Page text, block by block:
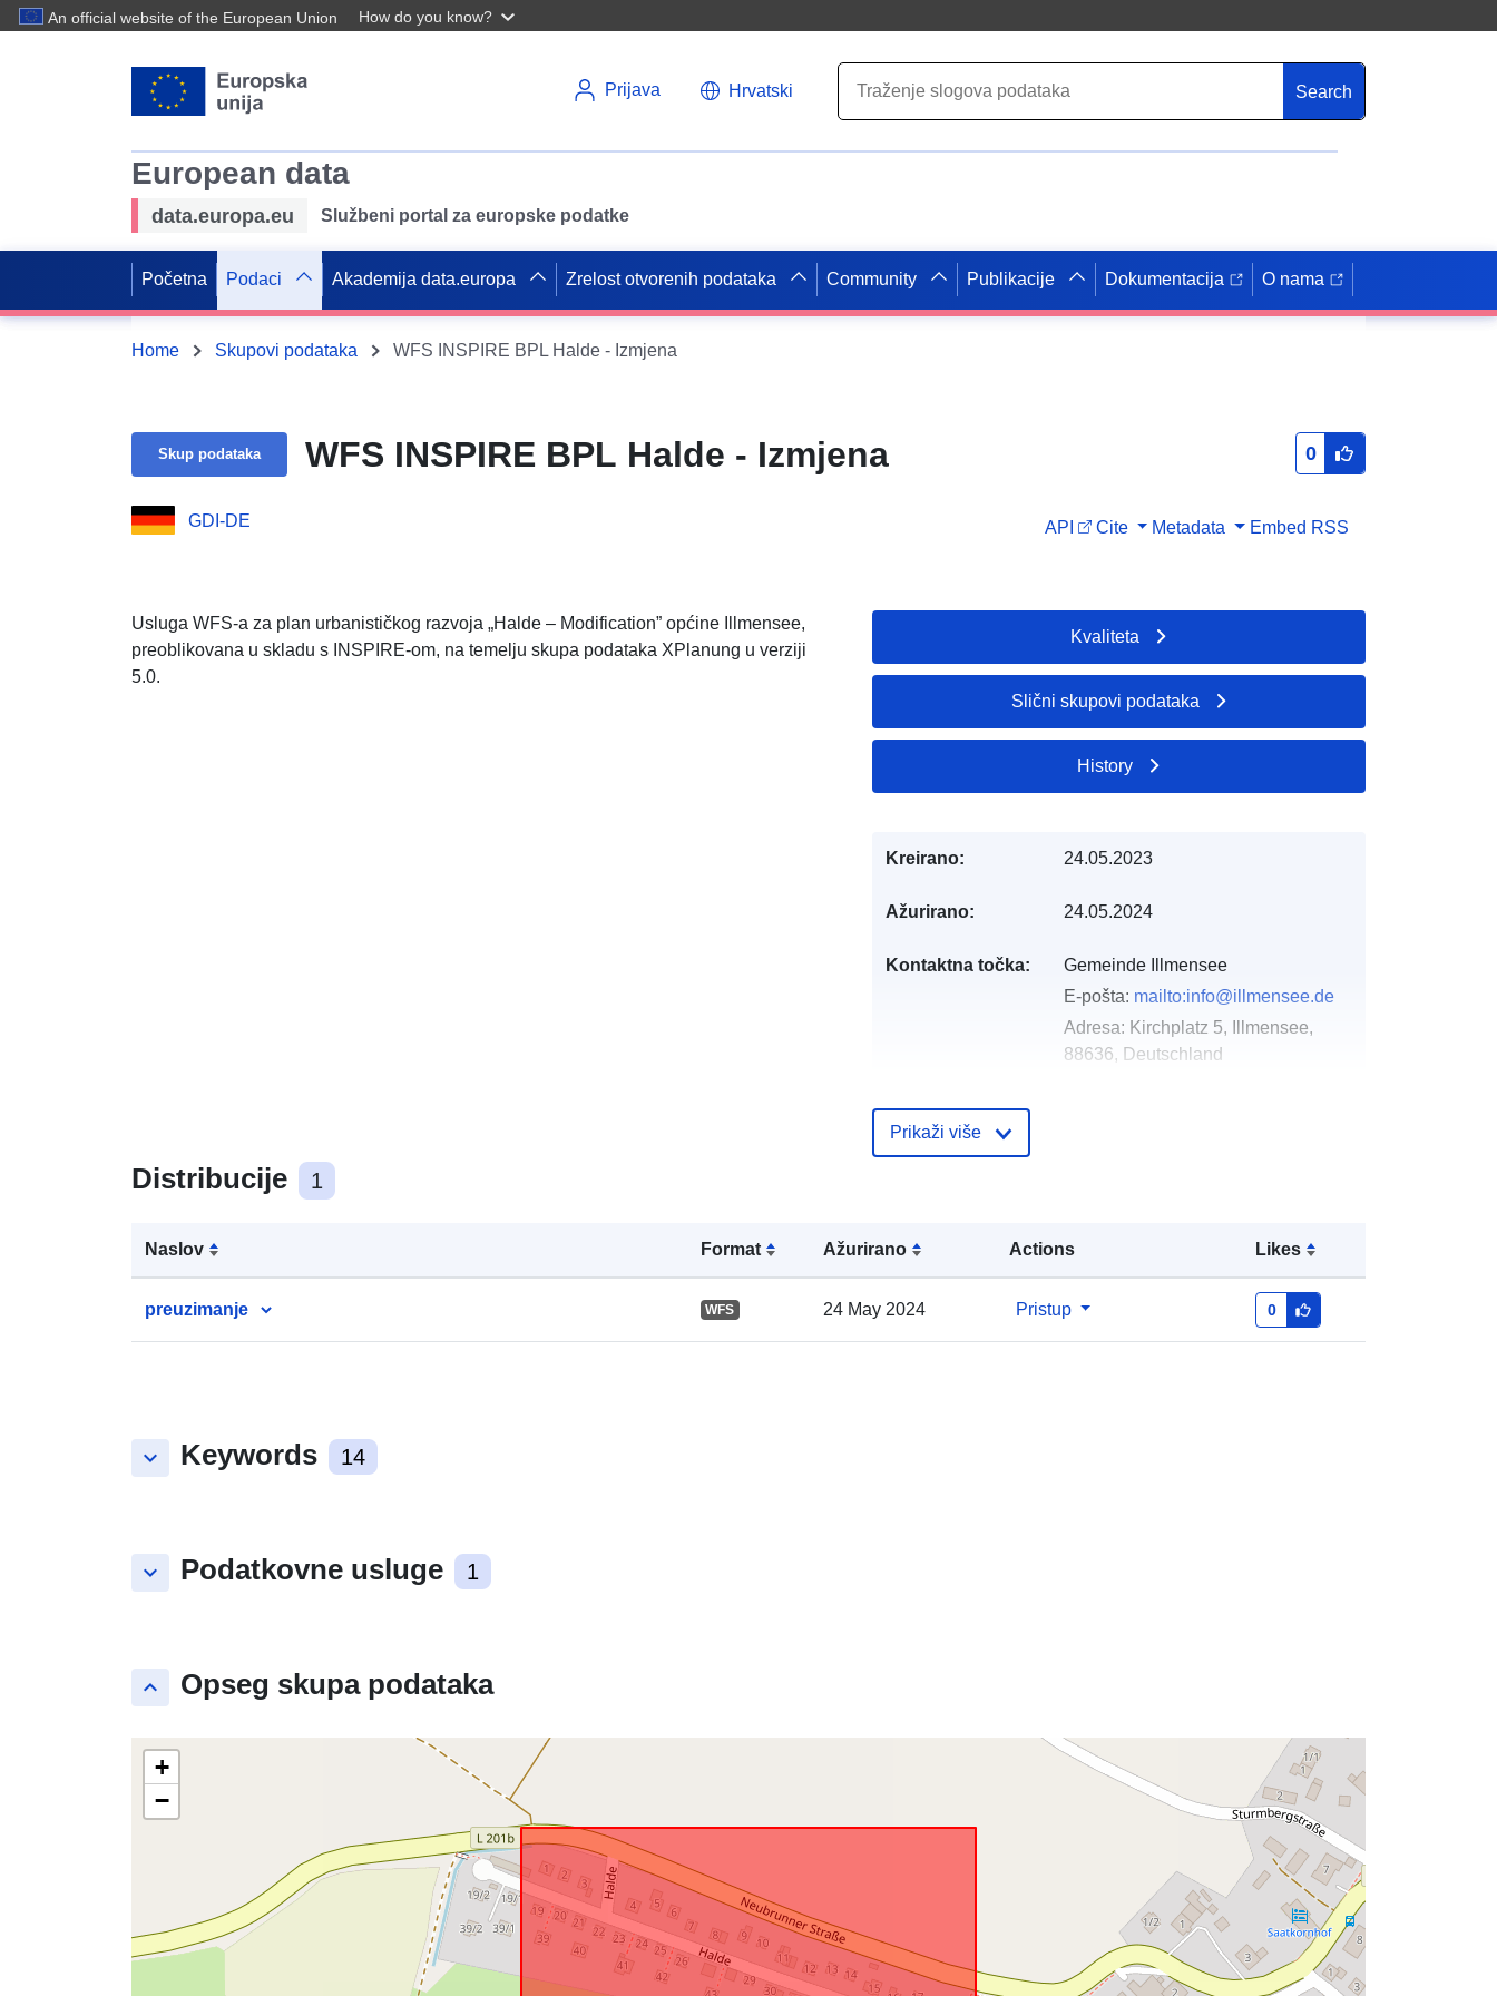
An official website of the European Union How do you know?
Prijava Hrvatski Search
European data
data.europa.eu Službeni portal za europske podatke
Početna Podaci Akademija data.europa Zrelost otvorenih podataka Community Publikacije Dokumentacija O nama
Home Skupovi podataka WFS INSPIRE BPL Halde - Izmjena
Skup podataka WFS INSPIRE BPL Halde - Izmjena 0
GDI-DE API Cite Metadata Embed RSS
Usluga WFS-a za plan urbanističkog razvoja „Halde – Modification” općine Illmensee,
preoblikovana u skladu s INSPIRE-om, na temelju skupa podataka XPlanung u verziji
5.0.
Distribucije 1
Naslov Formаt Ažurirano Actions Likes
preuzimanje WFS 24 May 2024 Pristup 0
keyboard_arrow_down Keywords 14
keyboard_arrow_down Podatkovne usluge 1
keyboard_arrow_up Opseg skupa podataka
+
−
Kvaliteta
Slični skupovi podataka
History
Kreirano: 24.05.2023
Ažurirano: 24.05.2024
Kontaktna točka:
Gemeinde Illmensee
E-pošta: mailto:info@illmensee.de
Adresa: Kirchplatz 5, Illmensee,
88636, Deutschland
Kataloški
47.8749763 ], [ 9.3666416,
47.8749763 ], [ 9.3666416,
Prikaži više